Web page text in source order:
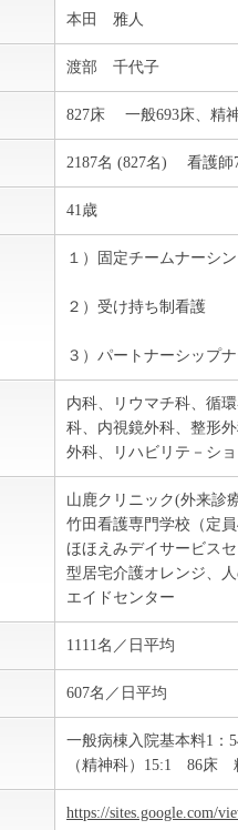
本田 雅人
渡部 千代子
827床 一般693床、精
2187名 (827名) 看護師
41歳
１）固定チームナーシ
２）受け持ち制看護
３）パートナーシップ
内科、リウマチ科、循
科、内視鏡外科、整形
外科、リハビリテ－シ
山鹿クリニック(外来診
竹田看護専門学校（定
ほほえみデイサービス
型居宅介護オレンジ、
エイドセンター
1111名／日平均
607名／日平均
一般病棟入院基本料1：
（精神科）15:1 86床
https://sites.google.com/